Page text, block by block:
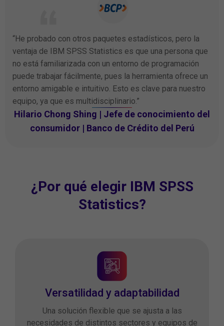
“He probado con otros paquetes estadísticos, pero la
ventaja de IBM SPSS Statistics es que una persona que
no está familiarizada con un entorno de programación
puede trabajar fácilmente, pues la herramienta ofrece un
entorno amigable e intuitivo. Esto es clave para nuestro
equipo, ya que es multidisciplinario.”
Hilario Chong Shing | Jefe de conocimiento del
consumidor | Banco de Crédito del Perú
¿Por qué elegir IBM SPSS
Statistics?
Versatilidad y adaptabilidad
Una solución flexible que se ajusta a las
necesidades de distintos sectores y equipos de